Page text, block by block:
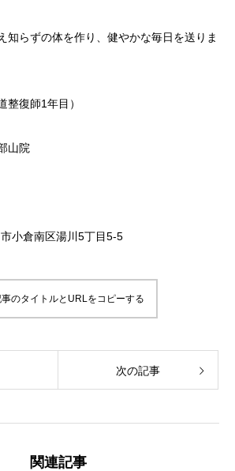
知らずの体を作り、健やかな毎日を送りま
整復師1年目）
山院
小倉南区湯川5丁目5-5
事のタイトルとURLをコピーする
次の記事
関連記事